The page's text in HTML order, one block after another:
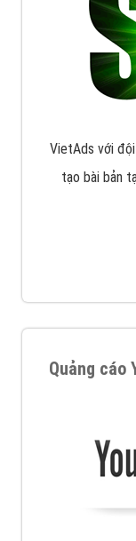
VietAds với
tạo bài bản
Quảng cáo